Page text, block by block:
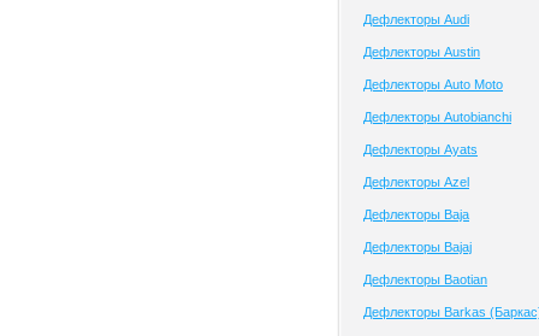
Дефлекторы Audi
Дефлекторы Austin
Дефлекторы Auto Moto
Дефлекторы Autobianchi
Дефлекторы Ayats
Дефлекторы Azel
Дефлекторы Baja
Дефлекторы Bajaj
Дефлекторы Baotian
Дефлекторы Barkas